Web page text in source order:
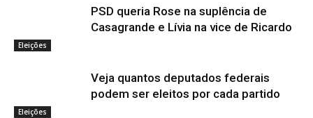
Eleições
PSD queria Rose na suplência de
Casagrande e Lívia na vice de Ricardo
Eleições
Veja quantos deputados federais
podem ser eleitos por cada partido